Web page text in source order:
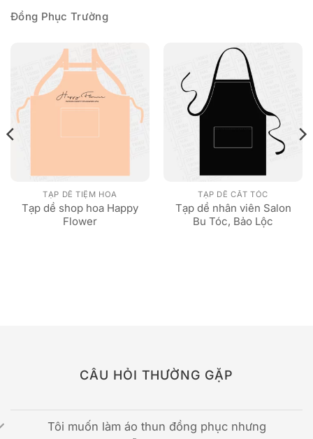
Đồng Phục Trường
TẠP DỀ TIỆM HOA
Tạp dề shop hoa Happy
Flower
TẠP DỀ CẮT TÓC
Tạp dề nhân viên Salon
Bu Tóc, Bảo Lộc
CÂU HỎI THƯỜNG GẶP
Tôi muốn làm áo thun đồng phục nhưng